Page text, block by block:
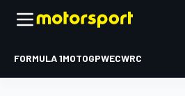
FORMULA 1MOTOGPWECWRC